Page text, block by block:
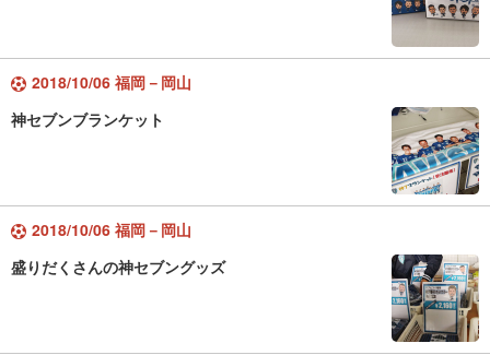
2018/10/06 福岡－岡山
神セブンブランケット
2018/10/06 福岡－岡山
盛りだくさんの神セブングッズ